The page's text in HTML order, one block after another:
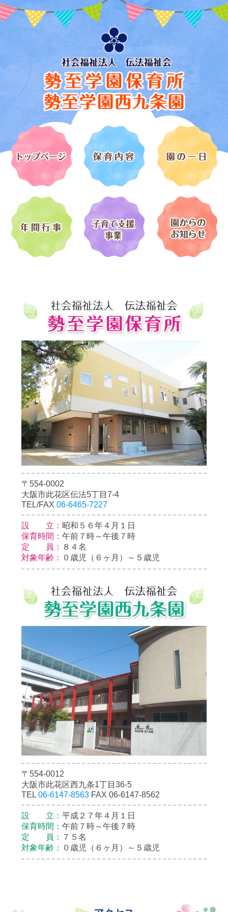
〒554-0002
大阪市此花区伝法5丁目7-4
TEL/FAX 06-6465-7227
設 立： 昭和５６年４月１日
保育時間： 午前７時～午後７時
定 員： ８４名
対象年齢： ０歳児（６ヶ月）～５歳児
〒554-0012
大阪市此花区西九条1丁目36-5
TEL 06-6147-8563 FAX 06-6147-8562
設 立： 平成２７年４月１日
保育時間： 午前７時～午後７時
定 員：
７５名
対象年齢： ０歳児（６ヶ月）～５歳児